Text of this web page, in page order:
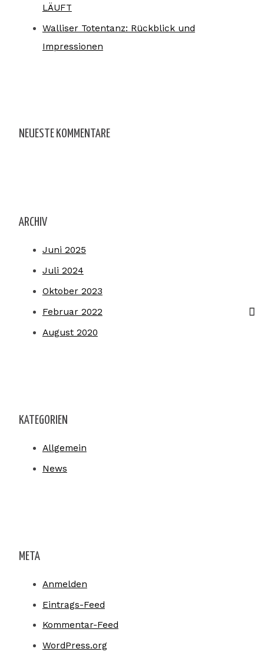
LÄUFT
Walliser Totentanz: Rückblick und
Impressionen
NEUESTE KOMMENTARE
ARCHIV
Juni 2025
Juli 2024
Oktober 2023
Februar 2022
August 2020
KATEGORIEN
Allgemein
News
META
Anmelden
Eintrags-Feed
Kommentar-Feed
WordPress.org